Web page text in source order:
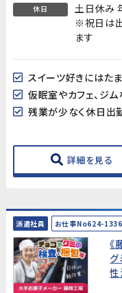
休日
土日休み
※祝日は
ます
スイーツ好きにはた
残業が少なく休日出
詳細を見る
派遣社員 お仕事No624-1336
《
性